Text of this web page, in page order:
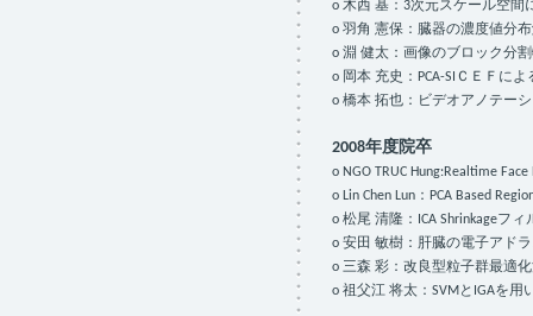
o 木西 基：3次元スケール空間
o 羽角 憲保：臓器の濃度値分
o 淵 健太：画像のブロック分
o 岡本 充史：PCA-SIＣＥＦに
o 橋本 拓也：ビデオアノテー
2008年度院卒
o NGO TRUC Hung:Realtime
o Lin Chen Lun：PCA Based
o 松尾 清隆：ICA Shrinkageフ
o 安田 敏樹：肝臓の電子アド
o 三森 彩：改良型粒子群最適
o 祖父江 将太：SVMとIGAを